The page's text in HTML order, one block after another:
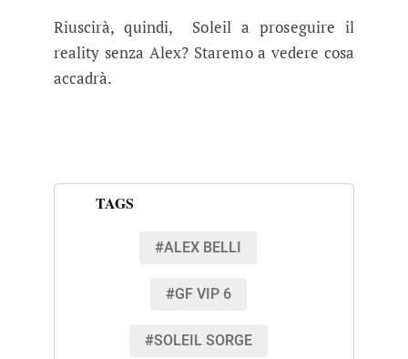
Riuscirà, quindi, Soleil a proseguire il
reality senza Alex? Staremo a vedere cosa
accadrà.
TAGS
#ALEX BELLI
#GF VIP 6
#SOLEIL SORGE